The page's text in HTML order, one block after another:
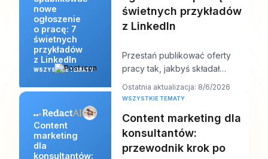
nowe
ogłoszenie
o pracę: 7
świetnych
przykładów
z LinkedIn
WSZYSTKIE TEMATY
świetnych przykładów
z LinkedIn
Przestań publikować oferty
pracy tak, jakbyś składał
dokumenty, i zacznij pisać je
tak, jakbyś próbo
Ostatnia aktualizacja: 8/6/2026
Content
marketing
dla
konsultantów:
WSZYSTKIE TEMATY
Content marketing dla
konsultantów:
przewodnik krok po